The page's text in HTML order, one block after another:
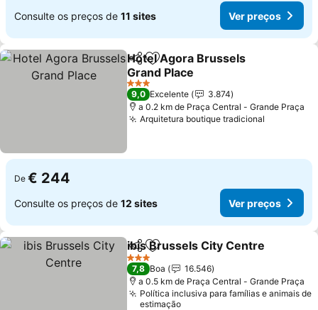
Consulte os preços de 11 sites Ver preços
PartilharAdicionar aos favoritos
Hotel Agora Brussels
Grand Place
3 Estrelas
9,0 Excelente
3.874
a 0.2 km de Praça Central - Grande Praça
Arquitetura boutique tradicional
De € 244
Consulte os preços de 12 sites Ver preços
PartilharAdicionar aos favoritos
ibis Brussels City Centre
3 Estrelas
7,8 Boa
16.546
a 0.5 km de Praça Central - Grande Praça
Política inclusiva para famílias e animais de
estimação